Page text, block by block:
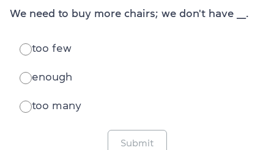
We need to buy more chairs; we don't have ___.
too few
enough
too many
Submit